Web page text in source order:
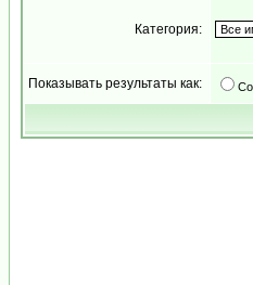
Категория:
Показывать результаты как: